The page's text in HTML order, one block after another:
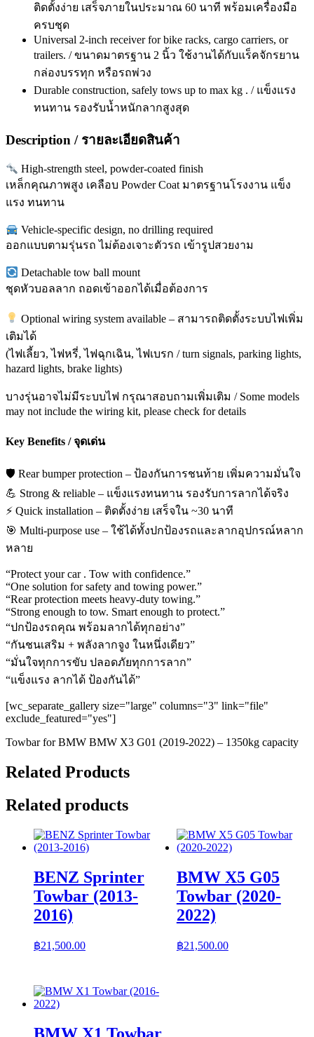
ติดตั้งง่าย เสร็จภายในประมาณ 60 นาที พร้อมเครื่องมือ
ครบชุด
Universal 2-inch receiver for bike racks, cargo carriers, or
trailers. / ขนาดมาตรฐาน 2 นิ้ว ใช้งานได้กับแร็คจักรยาน
กล่องบรรทุก หรือรถพ่วง
Durable construction, safely tows up to max kg . / แข็งแรง
ทนทาน รองรับน้ำหนักลากสูงสุด
Description / รายละเอียดสินค้า
High-strength steel, powder-coated finish
เหล็กคุณภาพสูง เคลือบ Powder Coat มาตรฐานโรงงาน แข็ง
แรง ทนทาน
Vehicle-specific design, no drilling required
ออกแบบตามรุ่นรถ ไม่ต้องเจาะตัวรถ เข้ารูปสวยงาม
Detachable tow ball mount
ชุดหัวบอลลาก ถอดเข้าออกได้เมื่อต้องการ
Optional wiring system available – สามารถติดตั้งระบบไฟเพิ่ม
เติมได้
(ไฟเลี้ยว, ไฟหรี่, ไฟฉุกเฉิน, ไฟเบรก / turn signals, parking lights,
hazard lights, brake lights)
บางรุ่นอาจไม่มีระบบไฟ กรุณาสอบถามเพิ่มเติม / Some models
may not include the wiring kit, please check for details
Key Benefits / จุดเด่น
🛡️ Rear bumper protection – ป้องกันการชนท้าย เพิ่มความมั่นใจ
💪 Strong & reliable – แข็งแรงทนทาน รองรับการลากได้จริง
⚡ Quick installation – ติดตั้งง่าย เสร็จใน ~30 นาที
🎯 Multi-purpose use – ใช้ได้ทั้งปกป้องรถและลากอุปกรณ์หลาก
หลาย
“Protect your car . Tow with confidence.”
“One solution for safety and towing power.”
“Rear protection meets heavy-duty towing.”
“Strong enough to tow. Smart enough to protect.”
“ปกป้องรถคุณ พร้อมลากได้ทุกอย่าง”
“กันชนเสริม + พลังลากจูง ในหนึ่งเดียว”
“มั่นใจทุกการขับ ปลอดภัยทุกการลาก”
“แข็งแรง ลากได้ ป้องกันได้”
[wc_separate_gallery size="large" columns="3" link="file"
exclude_featured="yes"]
Towbar for BMW BMW X3 G01 (2019-2022) – 1350kg capacity
Related Products
Related products
BENZ Sprinter
Towbar (2013-
2016)
฿21,500.00
BMW X5 G05
Towbar (2020-
2022)
฿21,500.00